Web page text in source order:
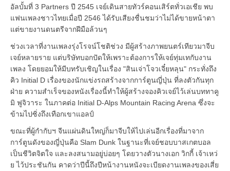
อัลบั้มที่ 3 Partners ปี 2545 เจย์เดินสายทัวร์คอนเสิร์ตทั่วเอเชีย พบ
แฟนเพลงชาวไทยเมื่อปี 2546 ได้รับเสียงชื่นชมว่าไม่ได้ขายหน้าตา
แต่ขายงานดนตรีจากฝีมือล้วนๆ
ช่วงเวลาที่งานเพลงรุ่งโรจน์โชติช่วง มีผู้สร้างภาพยนตร์เทียวมาจีบ
เจย์หลายราย แต่บริษัทบอกปัดให้เพราะต้องการให้เจย์ทุ่มเทกับงาน
เพลง โดยยอมให้มีบทรับเชิญในเรื่อง "สินเจ่าโจวเจี๋ยหลุน" กระทั่งถึง
คิว Initial D เรื่องของนักแข่งรถสร้างจากการ์ตูนญี่ปุ่น ที่ลงตัวกันทุก
ฝ่าย ความสำเร็จของหนังเรื่องนี้ทำให้ผู้สร้างจองคิวเจย์ไว้เล่นบททาคู
มิ ฟูจิวาระ ในภาคต่อ Initial D-Alps Mountain Racing Arena ซึ่งจะ
ข้ามไปซิ่งถึงเทือกเขาแอลป์
ขณะที่ผู้กำกับฯ จีนแผ่นดินใหญ่ก็มาจีบให้ไปเล่นอีกเรื่องที่มาจาก
การ์ตูนดังของญี่ปุ่นคือ Slam Dunk ในฐานะที่เจย์ชอบบาสเกตบอล
เป็นชีวิตจิตใจ และลงสนามอยู่บ่อยๆ โดยวางตัวนางเอก วิกกี้ เจ้าเหว่
ย ไว้ประชันกัน คาดว่าปีนี้ถึงปีหน้างานหนังจะเบียดงานเพลงของเสี่ย